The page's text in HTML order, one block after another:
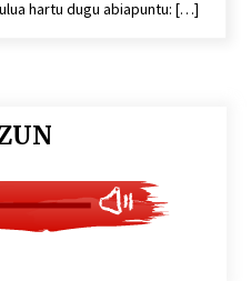
hartu dugu abiapuntu: […]